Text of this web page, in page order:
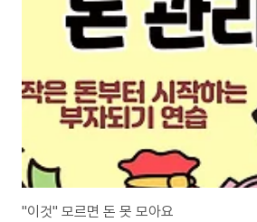
도록 돕기 위한 사업" 이라며관심을 당부했습니다. 대
둔 전국각지의 대학생 (단, 사이버대나 디지털대학생
없음날짜 : 2..
"이것" 모르면 돈 못 모아요